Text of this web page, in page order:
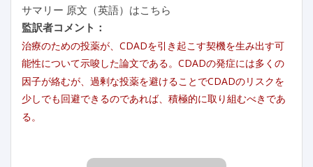
サマリー 原文（英語）はこちら
監訳者コメント：
治療のための投薬が、CDADを引き起こす契機を生み出す可
能性について示唆した論文である。CDADの発症には多くの
因子が絡むが、過剰な投薬を避けることでCDADのリスクを
少しでも回避できるのであれば、積極的に取り組むべきであ
る。